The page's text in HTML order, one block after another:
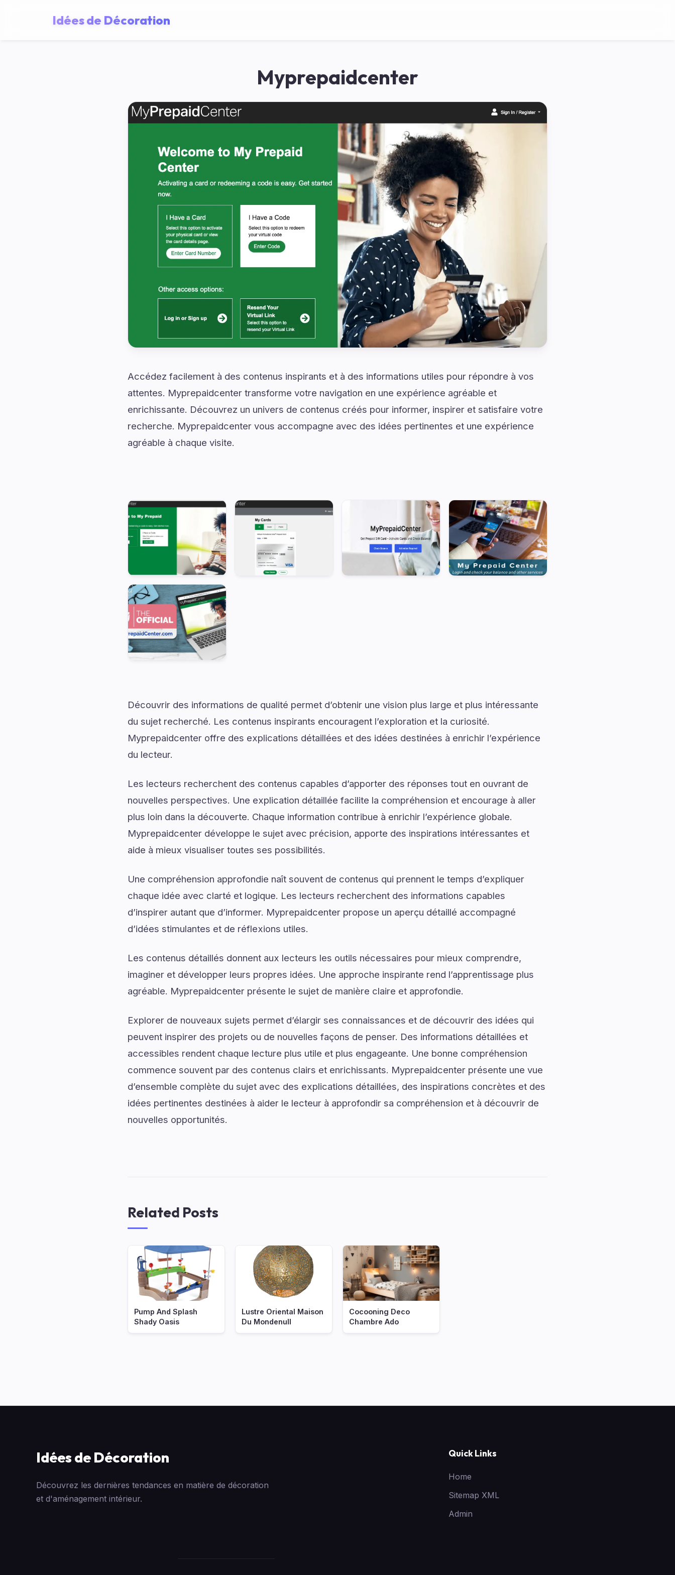
Idées de Décoration
Myprepaidcenter
Accédez facilement à des contenus inspirants et à des informations utiles pour répondre à vos
attentes. Myprepaidcenter transforme votre navigation en une expérience agréable et
enrichissante. Découvrez un univers de contenus créés pour informer, inspirer et satisfaire votre
recherche. Myprepaidcenter vous accompagne avec des idées pertinentes et une expérience
agréable à chaque visite.
Découvrir des informations de qualité permet d’obtenir une vision plus large et plus intéressante
du sujet recherché. Les contenus inspirants encouragent l’exploration et la curiosité.
Myprepaidcenter offre des explications détaillées et des idées destinées à enrichir l’expérience
du lecteur.
Les lecteurs recherchent des contenus capables d’apporter des réponses tout en ouvrant de
nouvelles perspectives. Une explication détaillée facilite la compréhension et encourage à aller
plus loin dans la découverte. Chaque information contribue à enrichir l’expérience globale.
Myprepaidcenter développe le sujet avec précision, apporte des inspirations intéressantes et
aide à mieux visualiser toutes ses possibilités.
Une compréhension approfondie naît souvent de contenus qui prennent le temps d’expliquer
chaque idée avec clarté et logique. Les lecteurs recherchent des informations capables
d’inspirer autant que d’informer. Myprepaidcenter propose un aperçu détaillé accompagné
d’idées stimulantes et de réflexions utiles.
Les contenus détaillés donnent aux lecteurs les outils nécessaires pour mieux comprendre,
imaginer et développer leurs propres idées. Une approche inspirante rend l’apprentissage plus
agréable. Myprepaidcenter présente le sujet de manière claire et approfondie.
Explorer de nouveaux sujets permet d’élargir ses connaissances et de découvrir des idées qui
peuvent inspirer des projets ou de nouvelles façons de penser. Des informations détaillées et
accessibles rendent chaque lecture plus utile et plus engageante. Une bonne compréhension
commence souvent par des contenus clairs et enrichissants. Myprepaidcenter présente une vue
d’ensemble complète du sujet avec des explications détaillées, des inspirations concrètes et des
idées pertinentes destinées à aider le lecteur à approfondir sa compréhension et à découvrir de
nouvelles opportunités.
Related Posts
Pump And Splash
Shady Oasis
Lustre Oriental Maison
Du Mondenull
Cocooning Deco
Chambre Ado
Idées de Décoration
Découvrez les dernières tendances en matière de décoration
et d'aménagement intérieur.
Quick Links
Home
Sitemap XML
Admin